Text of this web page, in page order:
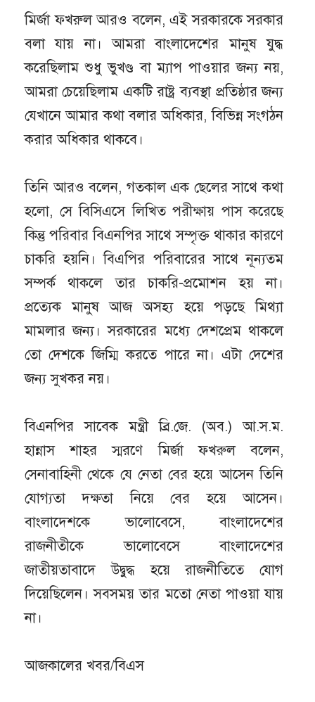
মির্জা ফখরুল আরও বলেন, এই সরকারকে সরকার
বলা যায় না। আমরা বাংলাদেশের মানুষ যুদ্ধ
করেছিলাম শুধু ভুখণ্ড বা ম্যাপ পাওয়ার জন্য নয়,
আমরা চেয়েছিলাম একটি রাষ্ট্র ব্যবস্থা প্রতিষ্ঠার জন্য
যেখানে আমার কথা বলার অধিকার, বিভিন্ন সংগঠন
করার অধিকার থাকবে।
তিনি আরও বলেন, গতকাল এক ছেলের সাথে কথা
হলো, সে বিসিএসে লিখিত পরীক্ষায় পাস করেছে
কিন্তু পরিবার বিএনপির সাথে সম্পৃক্ত থাকার কারণে
চাকরি হয়নি। বিএপির পরিবারের সাথে নূন্যতম
সম্পর্ক থাকলে তার চাকরি-প্রমোশন হয় না।
প্রত্যেক মানুষ আজ অসহ্য হয়ে পড়ছে মিথ্যা
মামলার জন্য। সরকারের মধ্যে দেশপ্রেম থাকলে
তো দেশকে জিম্মি করতে পারে না। এটা দেশের
জন্য সুখকর নয়।
বিএনপির সাবেক মন্ত্রী ব্রি.জে. (অব.) আ.স.ম.
হান্নাস শাহর স্মরণে মির্জা ফখরুল বলেন,
সেনাবাহিনী থেকে যে নেতা বের হয়ে আসেন তিনি
যোগ্যতা দক্ষতা নিয়ে বের হয়ে আসেন।
বাংলাদেশকে ভালোবেসে, বাংলাদেশের
রাজনীতীকে ভালোবেসে বাংলাদেশের
জাতীয়তাবাদে উদ্বুদ্ধ হয়ে রাজনীতিতে যোগ
দিয়েছিলেন। সবসময় তার মতো নেতা পাওয়া যায়
না।
আজকালের খবর/বিএস